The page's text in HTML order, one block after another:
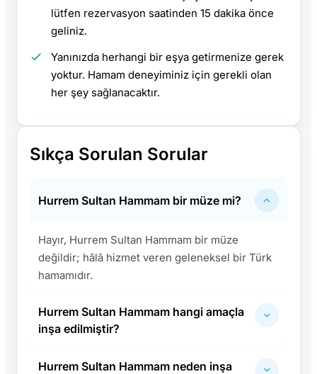
lütfen rezervasyon saatinden 15 dakika önce
geliniz.
Yanınızda herhangi bir eşya getirmenize gerek
yoktur. Hamam deneyiminiz için gerekli olan
her şey sağlanacaktır.
Sıkça Sorulan Sorular
Hurrem Sultan Hammam bir müze mi?
Hayır, Hurrem Sultan Hammam bir müze
değildir; hâlâ hizmet veren geleneksel bir Türk
hamamıdır.
Hurrem Sultan Hammam hangi amaçla
inşa edilmiştir?
Hurrem Sultan Hammam neden inşa